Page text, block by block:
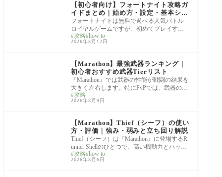
【初心者向け】フォートナイト攻略ガ
イドまとめ｜始め方・設定・基本シス
テムを解説
フォートナイトは無料で遊べる人気バトル
ロイヤルゲームですが、初めてプレイする
人にとっては「何から始めればいいの？」
「設定
攻略 how to
2026年3月12日
【Marathon】最強武器ランキング｜
初心者おすすめ武器Tierリスト
『Marathon』では武器の性能が戦闘の結果を
大きく左右します。特にPvPでは、武器の火
力や射程、扱いやすさによって生存率やキ
ル性能
攻略
2026年3月9日
【Marathon】Thief（シーフ）の使い
方・評価｜強み・弱みと立ち回り解説
Thief（シーフ）は『Marathon』に登場するR
unner Shellのひとつで、高い機動力とハッキ
ング能力を活かした潜入・攪乱型のシェル
です。敵
攻略 how to
2026年3月6日